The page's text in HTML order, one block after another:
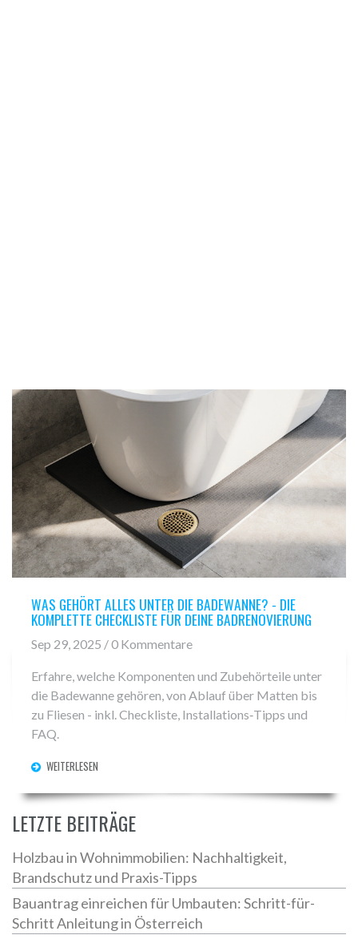
WAS GEHÖRT ALLES UNTER DIE BADEWANNE? - DIE
KOMPLETTE CHECKLISTE FÜR DEINE BADRENOVIERUNG
Sep 29, 2025 / 0 Kommentare
Erfahre, welche Komponenten und Zubehörteile unter
die Badewanne gehören, von Ablauf über Matten bis
zu Fliesen - inkl. Checkliste, Installations‑Tipps und
FAQ.
WEITERLESEN
LETZTE BEITRÄGE
Holzbau in Wohnimmobilien: Nachhaltigkeit,
Brandschutz und Praxis-Tipps
Bauantrag einreichen für Umbauten: Schritt-für-
Schritt Anleitung in Österreich